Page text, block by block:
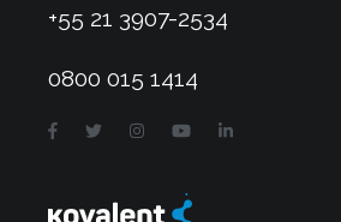
+55 21 3907-2534
0800 015 1414